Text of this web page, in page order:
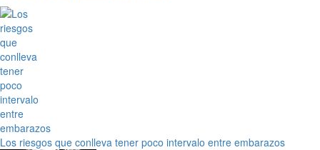
Los riesgos que conlleva tener poco intervalo entre embarazos